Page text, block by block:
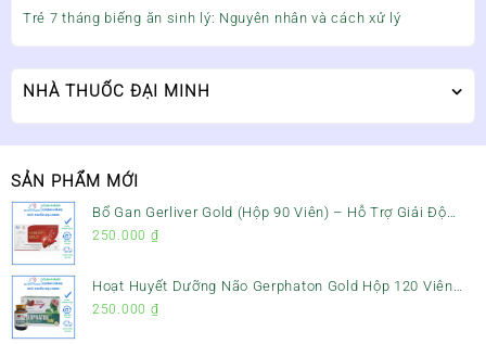
Trẻ 7 tháng biếng ăn sinh lý: Nguyên nhân và cách xử lý
NHÀ THUỐC ĐẠI MINH
SẢN PHẨM MỚI
Bổ Gan Gerliver Gold (Hộp 90 Viên) – Hỗ Trợ Giải Độc
Gan, Mát Gan & Bảo Vệ Gan
250.000 ₫
Hoạt Huyết Dưỡng Não Gerphaton Gold Hộp 120 Viên
– Giảm Đau Đầu, Hoa Mắt, Chóng Mặt & Rối Loạn Tiền
250.000 ₫